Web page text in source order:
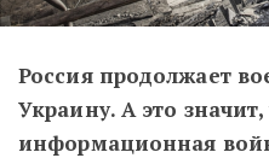
Россия продолжает
Украину. А это
информационная